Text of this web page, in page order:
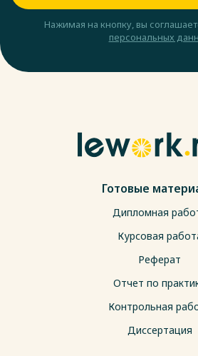
Нажимая на кнопку, вы
персональных
Готовые
Дипломная
Курсовая
Реферат
Отчет по
Контрольная
Диссертация